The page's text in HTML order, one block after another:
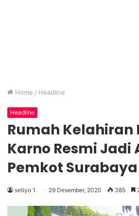
Home / Headline
Headline
Rumah Kelahiran
Karno Resmi Jadi
Pemkot Surabaya
setiyo 1 29 Desember, 2020 385